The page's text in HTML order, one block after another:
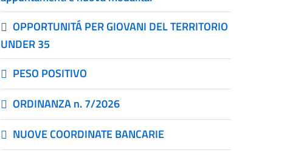
OPPORTUNITÁ PER GIOVANI DEL TERRITORIO
UNDER 35
PESO POSITIVO
ORDINANZA n. 7/2026
NUOVE COORDINATE BANCARIE